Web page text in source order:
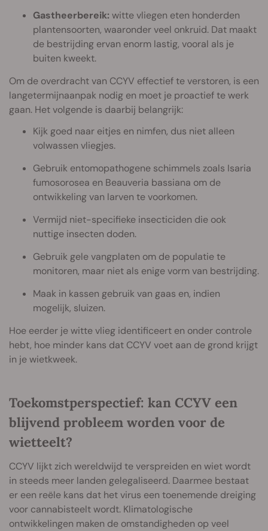
Gastheerbereik: witte vliegen eten honderden
plantensoorten, waaronder veel onkruid. Dat maakt
de bestrijding ervan enorm lastig, vooral als je
buiten kweekt.
Om de overdracht van CCYV effectief te verstoren, is een
langetermijnaanpak nodig en moet je proactief te werk
gaan. Het volgende is daarbij belangrijk:
Kijk goed naar eitjes en nimfen, dus niet alleen
volwassen vliegjes.
Gebruik entomopathogene schimmels zoals Isaria
fumosorosea en Beauveria bassiana om de
ontwikkeling van larven te voorkomen.
Vermijd niet-specifieke insecticiden die ook
nuttige insecten doden.
Gebruik gele vangplaten om de populatie te
monitoren, maar niet als enige vorm van bestrijding.
Maak in kassen gebruik van gaas en, indien
mogelijk, sluizen.
Hoe eerder je witte vlieg identificeert en onder controle
hebt, hoe minder kans dat CCYV voet aan de grond krijgt
in je wietkweek.
Toekomstperspectief: kan CCYV een
blijvend probleem worden voor de
wietteelt?
CCYV lijkt zich wereldwijd te verspreiden en wiet wordt
in steeds meer landen gelegaliseerd. Daarmee bestaat
er een reële kans dat het virus een toenemende dreiging
voor cannabisteelt wordt. Klimatologische
ontwikkelingen maken de omstandigheden op veel